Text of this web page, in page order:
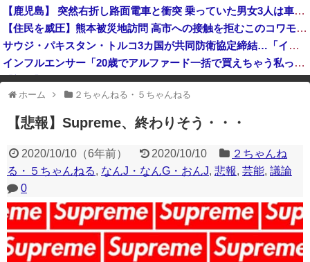
【鹿児島】 突然右折し路面電車と衝突 乗っていた男女3人は車を放置しダッシュで逃走中
【住民を威圧】熊本被災地訪問 高市への接触を拒むこのコワモテ男は何者？
サウジ・パキスタン・トルコ3カ国が共同防衛協定締結…「イスラム版NATO」指摘も！
インフルエンサー「20歳でアルファード一括で買えちゃう私って素敵」
【朗報】 今年が酷暑過ぎて蚊が全く居ない件
一部のコンテンツが表示されなくなったり、サイト全体のレイアウトが崩れ
たりする場合があります。
ホーム ２ちゃんねる・５ちゃんねる
【悲報】Supreme、終わりそう・・・
2020/10/10（6年前） 2020/10/10
２ちゃんね
る・５ちゃんねる, なんJ・なんG・おんJ, 悲報, 芸能, 議論
0